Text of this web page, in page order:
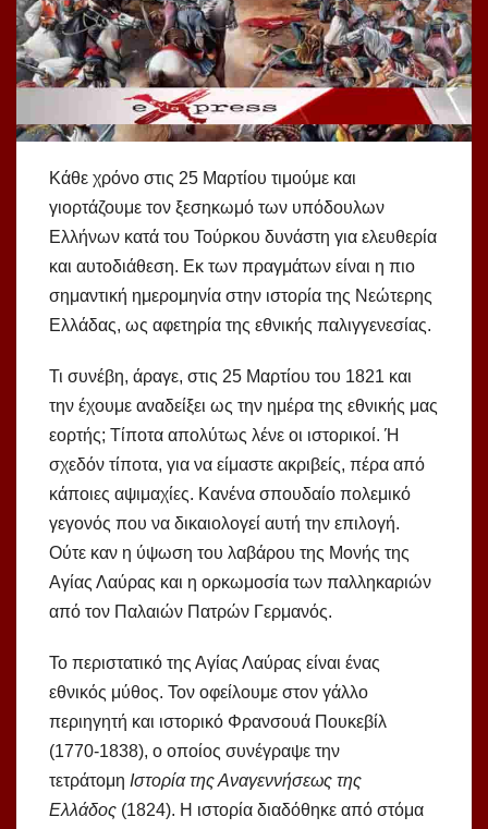
Κάθε χρόνο στις 25 Μαρτίου τιμούμε και
γιορτάζουμε τον ξεσηκωμό των υπόδουλων
Ελλήνων κατά του Τούρκου δυνάστη για ελευθερία
και αυτοδιάθεση. Εκ των πραγμάτων είναι η πιο
σημαντική ημερομηνία στην ιστορία της Νεώτερης
Ελλάδας, ως αφετηρία της εθνικής παλιγγενεσίας.
Τι συνέβη, άραγε, στις 25 Μαρτίου του 1821 και
την έχουμε αναδείξει ως την ημέρα της εθνικής μας
εορτής; Τίποτα απολύτως λένε οι ιστορικοί. Ή
σχεδόν τίποτα, για να είμαστε ακριβείς, πέρα από
κάποιες αψιμαχίες. Κανένα σπουδαίο πολεμικό
γεγονός που να δικαιολογεί αυτή την επιλογή.
Ούτε καν η ύψωση του λαβάρου της Μονής της
Αγίας Λαύρας και η ορκωμοσία των παλληκαριών
από τον Παλαιών Πατρών Γερμανός.
Το περιστατικό της Αγίας Λαύρας είναι ένας
εθνικός μύθος. Τον οφείλουμε στον γάλλο
περιηγητή και ιστορικό Φρανσουά Πουκεβίλ
(1770-1838), ο οποίος συνέγραψε την
τετράτομη Ιστορία της Αναγεννήσεως της
Ελλάδος (1824). Η ιστορία διαδόθηκε από στόμα